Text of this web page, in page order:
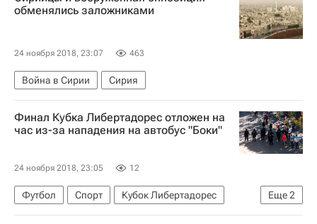
Алина Загитова
Елизавета Туктамышева
обменялись заложниками
24 ноября 2018, 23:07 463
Война в Сирии Сирия
Финал Кубка Либертадорес отложен на
час из-за нападения на автобус "Боки"
24 ноября 2018, 23:05 12
Еще2
Футбол Спорт
Кубок Либертадорес
Ривер Плейт
Бока Хуниорс